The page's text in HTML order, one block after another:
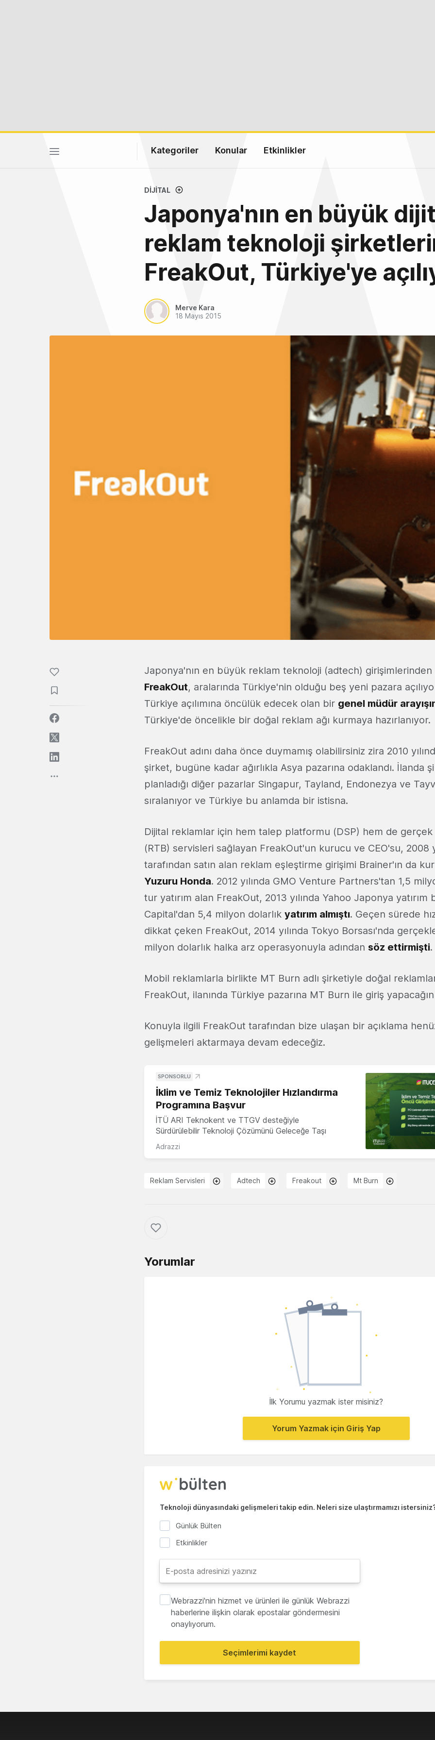
Kategoriler Konular Etkinlikler
DIJITAL
Japonya'nın en büyük
reklam teknoloji
FreakOut, Türkiye'ye
Merve Kara
18 Mayıs 2015
Japonya'nın en büyük reklam teknoloji (adtech)
FreakOut, aralarında Türkiye'nin olduğu beş yeni pazara
Türkiye açılımına öncülük edecek olan bir genel müdür
Türkiye'de öncelikle bir doğal reklam ağı kurmaya hazırlanıyor.
FreakOut adını daha önce duymamış olabilirsiniz zira 2010
şirket, bugüne kadar ağırlıkla Asya pazarına odaklandı. İlanda şi
planladığı diğer pazarlar Singapur, Tayland, Endonezya ve
sıralanıyor ve Türkiye bu anlamda bir istisna.
Dijital reklamlar için hem talep platformu (DSP) hem de gerçek
(RTB) servisleri sağlayan FreakOut'un kurucu ve CEO'su, 2008
tarafından satın alan reklam eşleştirme girişimi Brainer'ın da
Yuzuru Honda. 2012 yılında GMO Venture Partners'tan 1,5
tur yatırım alan FreakOut, 2013 yılında Yahoo Japonya yatırım
Capital'dan 5,4 milyon dolarlık yatırım almıştı. Geçen sürede
dikkat çeken FreakOut, 2014 yılında Tokyo Borsası'nda
milyon dolarlık halka arz operasyonuyla adından söz ettirmişti.
Mobil reklamlarla birlikte MT Burn adlı şirketiyle doğal
FreakOut, ilanında Türkiye pazarına MT Burn ile giriş
Konuyla ilgili FreakOut tarafından bize ulaşan bir açıklama
gelişmeleri aktarmaya devam edeceğiz.
SPONSORLU
İklim ve Temiz Teknolojiler Hızlandırma
Programına Başvur
İTÜ ARI Teknokent ve TTGV desteğiyle
Sürdürülebilir Teknoloji Çözümünü Geleceğe Taşı
Adrazzi
Reklam Servisleri Adtech Freakout Mt Burn
Yorumlar
İlk Yorumu yazmak ister misiniz?
Yorum Yazmak için Giriş Yap
Teknoloji dünyasındaki gelişmeleri takip edin. Neleri size ulaştırmamızı
Günlük Bülten
Etkinlikler
Webrazzi'nin hizmet ve ürünleri ile günlük Webrazzi
haberlerine ilişkin olarak epostalar göndermesini
onaylıyorum.
Seçimlerimi kaydet